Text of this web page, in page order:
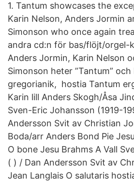
1. Tantum showcases the
Karin Nelson, Anders Jormin
Simonson who once again
andra cd:n för bas/flöjt/orgel-
Anders Jormin, Karin Nelson
Simonson heter ”Tantum”
gregorianik, hostia Tantum
Karin lill Anders Skogh/Åsa
Sven-Eric Johansson (1919-
Andersson Svit av Christian
Boda/arr Anders Bond Pie
O bone Jesu Brahms A Vall
( ) / Dan Andersson Svit av
Jean Langlais O salutaris